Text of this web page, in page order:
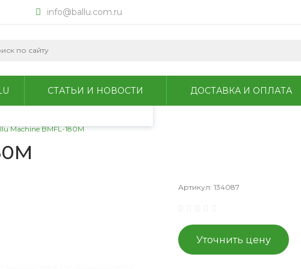
с
info@ballu.com.ru
СТАТЬИ И НОВОСТИ ДОСТАВКА И ОПЛАТА
Machine BMFL-180M
Артикул: 134087
Уточнить цену